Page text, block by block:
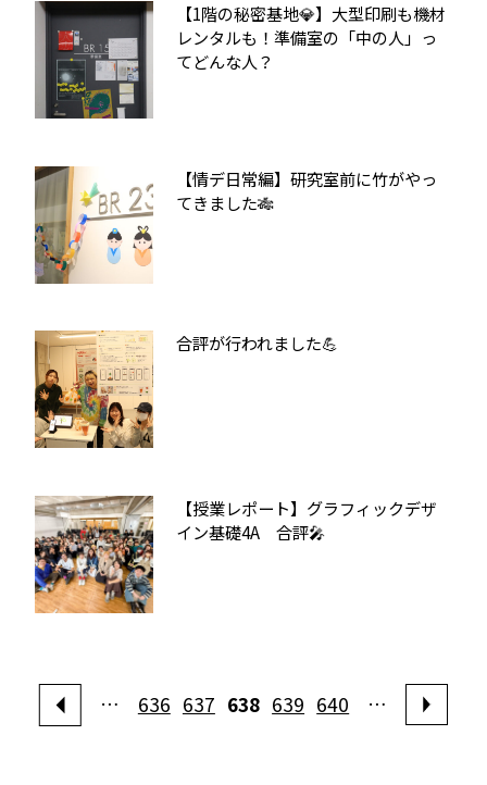
【1階の秘密基地💎】大型印刷も機材
レンタルも！準備室の「中の人」っ
てどんな人？
【情デ日常編】研究室前に竹がやっ
てきました🎋
合評が行われました💪
【授業レポート】グラフィックデザ
イン基礎4A 合評🎤
… 636 637 638 639 640 …